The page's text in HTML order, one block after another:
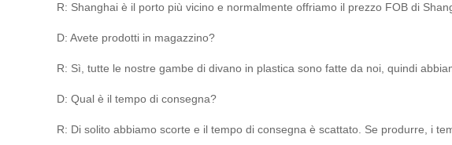
R: Shanghai è il porto più vicino e normalmente offriamo il prezzo FOB di
D: Avete prodotti in magazzino?
R: Sì, tutte le nostre gambe di divano in plastica sono fatte da noi, quindi
D: Qual è il tempo di consegna?
R: Di solito abbiamo scorte e il tempo di consegna è scattato. Se produrre, i